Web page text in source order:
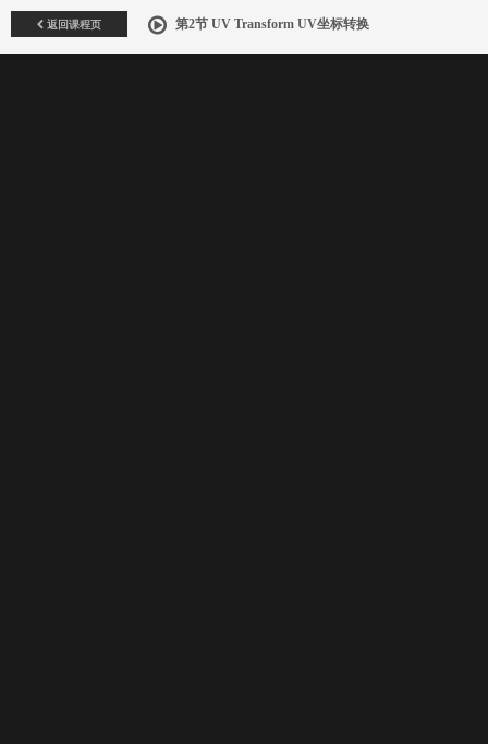
返回课程页 第2节 UV Transform UV坐标转换